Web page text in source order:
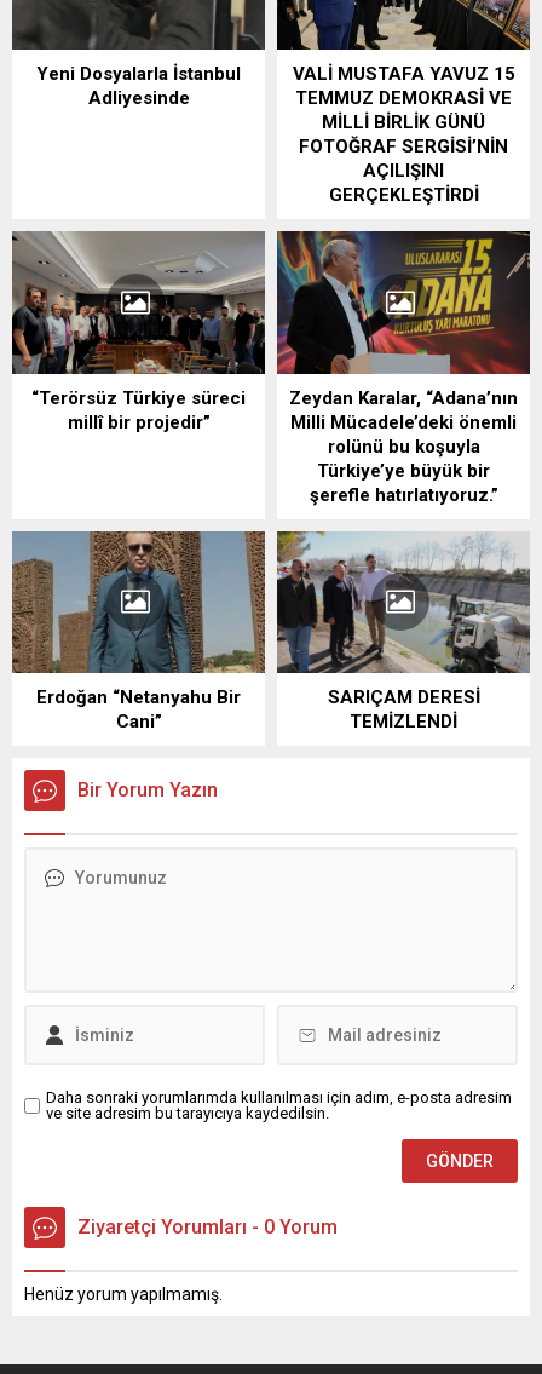
Yeni Dosyalarla İstanbul
Adliyesinde
VALİ MUSTAFA YAVUZ 15
TEMMUZ DEMOKRASİ VE
MİLLİ BİRLİK GÜNÜ
FOTOĞRAF SERGİSİ’NİN
AÇILIŞINI
GERÇEKLEŞTİRDİ
“Terörsüz Türkiye süreci
millî bir projedir”
Zeydan Karalar, “Adana’nın
Milli Mücadele’deki önemli
rolünü bu koşuyla
Türkiye’ye büyük bir
şerefle hatırlatıyoruz.”
Erdoğan “Netanyahu Bir
Cani”
SARIÇAM DERESİ
TEMİZLENDİ
Bir Yorum Yazın
Daha sonraki yorumlarımda kullanılması için adım, e-posta adresim
ve site adresim bu tarayıcıya kaydedilsin.
Ziyaretçi Yorumları - 0 Yorum
Henüz yorum yapılmamış.